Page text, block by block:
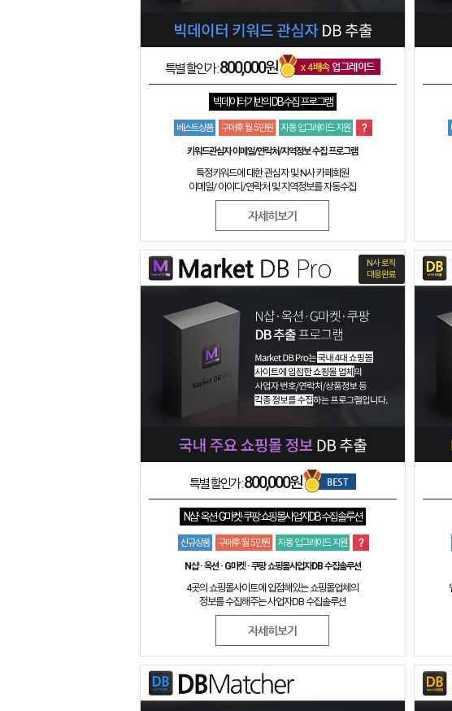
특별 할인가 :800,000원 x 4배속업그레이드
빅데이터 기반의 DB수집 프로그램
베스트상품 구매후 월 5만원 자동 업그레이드 지원
키워드관심자 이메일/연락처/지역정보 수집 프로그램
특정키워드에 대한 관심자 및 N사 카페회원
이메일/ 아이디/연락처 및 지역정보를 자동수집
자세히보기
N사 로직
대응완료
특별 할인가 :800,000원 BEST
N샵 · 옥션 · G마켓 · 쿠팡 쇼핑몰사업자DB 수집솔루션
신규상품 구매후 월 5만원 자동 업그레이드 지원
N샵 · 옥션 · G마켓 · 쿠팡 쇼핑몰사업자DB 수집솔루션
4곳의 쇼핑몰사이트에 입점해있는 쇼핑몰업체의
정보를 수집해주는 사업자DB 수집솔루션
자세히보기